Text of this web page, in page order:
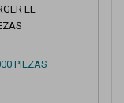
EL
PIEZAS